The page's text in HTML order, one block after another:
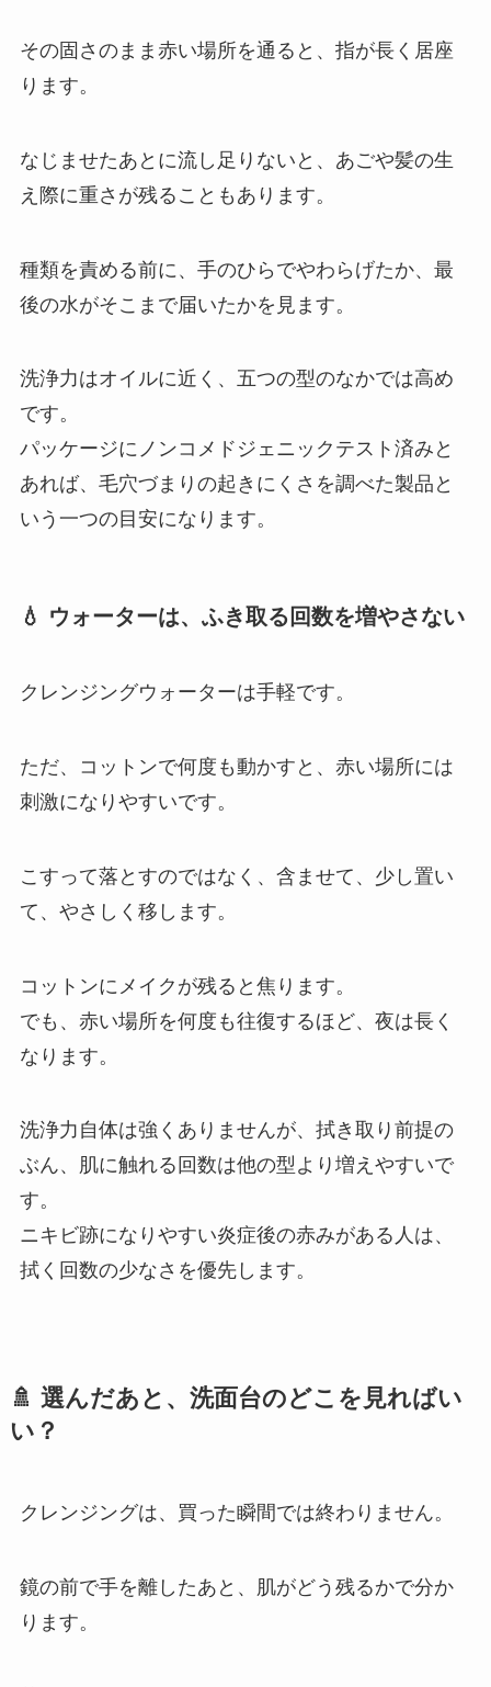
その固さのまま赤い場所を通ると、指が長く居座
ります。
なじませたあとに流し足りないと、あごや髪の生
え際に重さが残ることもあります。
種類を責める前に、手のひらでやわらげたか、最
後の水がそこまで届いたかを見ます。
洗浄力はオイルに近く、五つの型のなかでは高め
です。
パッケージにノンコメドジェニックテスト済みと
あれば、毛穴づまりの起きにくさを調べた製品と
いう一つの目安になります。
💧 ウォーターは、ふき取る回数を増やさない
クレンジングウォーターは手軽です。
ただ、コットンで何度も動かすと、赤い場所には
刺激になりやすいです。
こすって落とすのではなく、含ませて、少し置い
て、やさしく移します。
コットンにメイクが残ると焦ります。
でも、赤い場所を何度も往復するほど、夜は長く
なります。
洗浄力自体は強くありませんが、拭き取り前提の
ぶん、肌に触れる回数は他の型より増えやすいで
す。
ニキビ跡になりやすい炎症後の赤みがある人は、
拭く回数の少なさを優先します。
🚿 選んだあと、洗面台のどこを見ればい
い？
クレンジングは、買った瞬間では終わりません。
鏡の前で手を離したあと、肌がどう残るかで分か
ります。